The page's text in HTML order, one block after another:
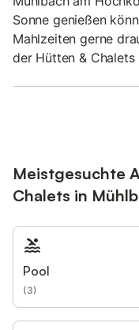
Sonne genießen
Mahlzeiten gerne
der Hütten & Chalets
Meistgesuchte
Chalets in
Pool
(3)